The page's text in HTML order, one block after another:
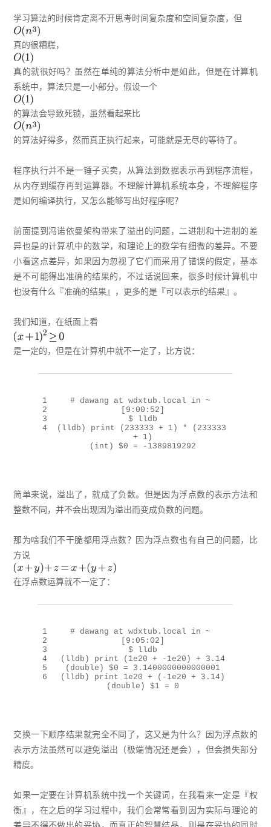
学习算法的时候肯定离不开思考时间复杂度和空间复杂度，但
真的很糟糕，
真的就很好吗？虽然在单纯的算法分析中是如此，但是在计算机
系统中，算法只是一小部分。假设一个
的算法会导致死锁，虽然看起来比
的算法好得多，然而真正执行起来，可能就是无尽的等待了。
程序执行并不是一锤子买卖，从算法到数据表示再到程序流程，
从内存到缓存再到运算器。不理解计算机系统本身，不理解程序
是如何编译执行，又怎么能够写出好程序呢？
前面提到冯诺依曼架构带来了溢出的问题，二进制和十进制的差
异也是的计算机中的数学，和理论上的数学有细微的差异。不要
小看这点差异，如果因为忽视了它们而采用了错误的假定，基本
是不可能得出准确的结果的，不过话说回来，很多时候计算机中
也没有什么『准确的结果』，更多的是『可以表示的结果』。
我们知道，在纸面上看
是一定的，但是在计算机中就不一定了，比方说：
1
2
3
4
# dawang at wdxtub.local in ~
[9:00:52]
$ lldb
(lldb) print ( 233333 + 1 ) * ( 233333
+ 1)
(int) $0 = - 1389819292
简单来说，溢出了，就成了负数。但是因为浮点数的表示方法和
整数不同，并不会出现因为溢出而变成负数的问题。
那为啥我们不干脆都用浮点数？因为浮点数也有自己的问题，比
方说
在浮点数运算就不一定了：
1
2
3
4
5
6
# dawang at wdxtub.local in ~
[9:05:02]
$ lldb
(lldb) print ( 1e20 + - 1e20) + 3.14
(double) $0 = 3.1400000000000001
(lldb) print 1e20 + (- 1e20 + 3.14 )
(double) $1 = 0
交换一下顺序结果就完全不同了，这又是为什么？因为浮点数的
表示方法虽然可以避免溢出（极端情况还是会），但会损失部分
精度。
如果一定要在计算机系统中找一个关键词，在我看来一定是『权
衡』，在之后的学习过程中，我们会常常看到因为实际与理论的